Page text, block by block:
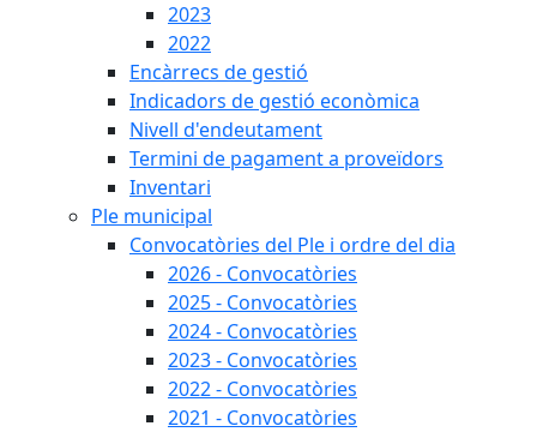
2023
2022
Encàrrecs de gestió
Indicadors de gestió econòmica
Nivell d'endeutament
Termini de pagament a proveïdors
Inventari
Ple municipal
Convocatòries del Ple i ordre del dia
2026 - Convocatòries
2025 - Convocatòries
2024 - Convocatòries
2023 - Convocatòries
2022 - Convocatòries
2021 - Convocatòries